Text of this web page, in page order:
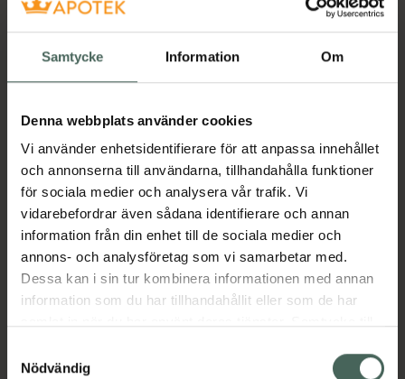
Samtycke Information Om
Denna webbplats använder cookies
Vi använder enhetsidentifierare för att anpassa innehållet
och annonserna till användarna, tillhandahålla funktioner
för sociala medier och analysera vår trafik. Vi
vidarebefordrar även sådana identifierare och annan
information från din enhet till de sociala medier och
annons- och analysföretag som vi samarbetar med.
Dessa kan i sin tur kombinera informationen med annan
information som du har tillhandahållit eller som de har
återkalla ditt samtycke via webbplatsens
Nödvändig